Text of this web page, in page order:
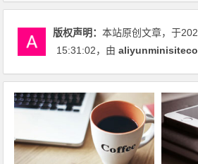
版权声明：本站原创文章，于
15:31:02，由